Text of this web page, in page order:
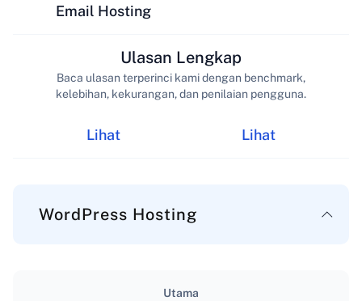
Email Hosting
Lihat
Ulasan Lengkap
Baca ulasan terperinci kami dengan benchmark,
kelebihan, kekurangan, dan penilaian pengguna.
Lihat
WordPress Hosting
Utama